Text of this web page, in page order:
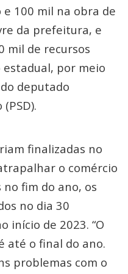
e 100 mil na obra de
da prefeitura, e
mil de recursos
estadual, por meio
deputado
finalizadas no
o comércio
no fim do ano, os
no dia 30
início de 2023. “O
até o final do ano.
problemas com o